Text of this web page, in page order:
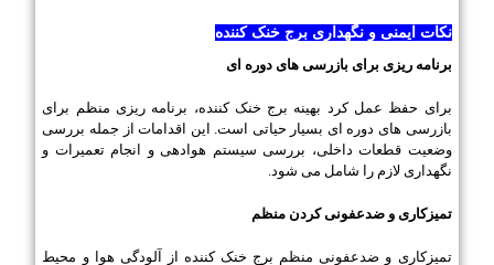
نکات ایمنی و نگهداری برج خنک کننده
برنامه ریزی برای بازرسی های دوره ای
برای حفظ عمل کرد بهینه برج خنک کننده، برنامه ریزی منظم برای
بازرسی های دوره ای بسیار حیاتی است. این اقدامات از جمله بررسی
وضعیت قطعات داخلی، بررسی سیستم هوادهی و انجام تعمیرات و
نگهداری لازم را شامل می شود.
تمیزکاری و ضدعفونی کردن منظم
تمیزکاری و ضدعفونی منظم برج خنک کننده از آلودگی هوا و محیط